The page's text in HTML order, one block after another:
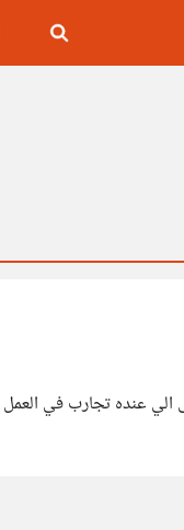
عنده تجارب في